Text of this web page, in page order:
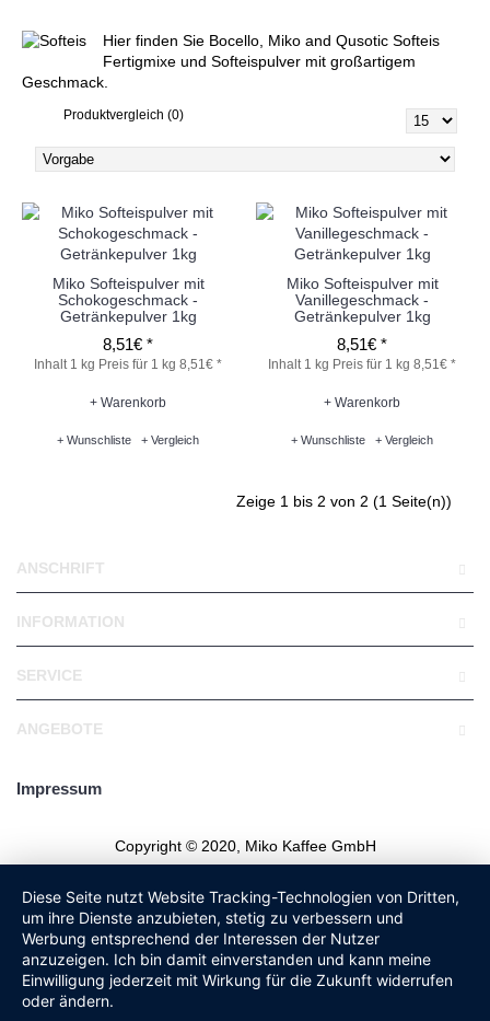
Hier finden Sie Bocello, Miko and Qusotic Softeis
Fertigmixe und Softeispulver mit großartigem
Geschmack.
Produktvergleich (0)
Miko Softeispulver mit
Schokogeschmack -
Getränkepulver 1kg
8,51€ *
Inhalt 1 kg Preis für 1 kg 8,51€ *
+ Warenkorb
+ Wunschliste + Vergleich
Miko Softeispulver mit
Vanillegeschmack -
Getränkepulver 1kg
8,51€ *
Inhalt 1 kg Preis für 1 kg 8,51€ *
+ Warenkorb
+ Wunschliste + Vergleich
Zeige 1 bis 2 von 2 (1 Seite(n))
ANSCHRIFT
INFORMATION
SERVICE
ANGEBOTE
Impressum
Copyright © 2020, Miko Kaffee GmbH
Diese Seite nutzt Website Tracking-Technologien von Dritten,
um ihre Dienste anzubieten, stetig zu verbessern und
Werbung entsprechend der Interessen der Nutzer
anzuzeigen. Ich bin damit einverstanden und kann meine
Einwilligung jederzeit mit Wirkung für die Zukunft widerrufen
oder ändern.